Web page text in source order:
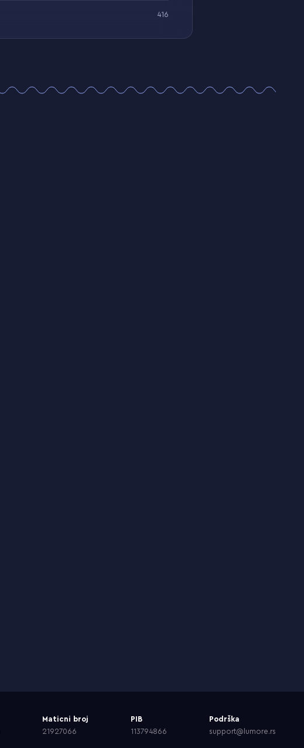
416
Maticni broj
21927066
PIB
113794866
Podrška
support@lumore.rs